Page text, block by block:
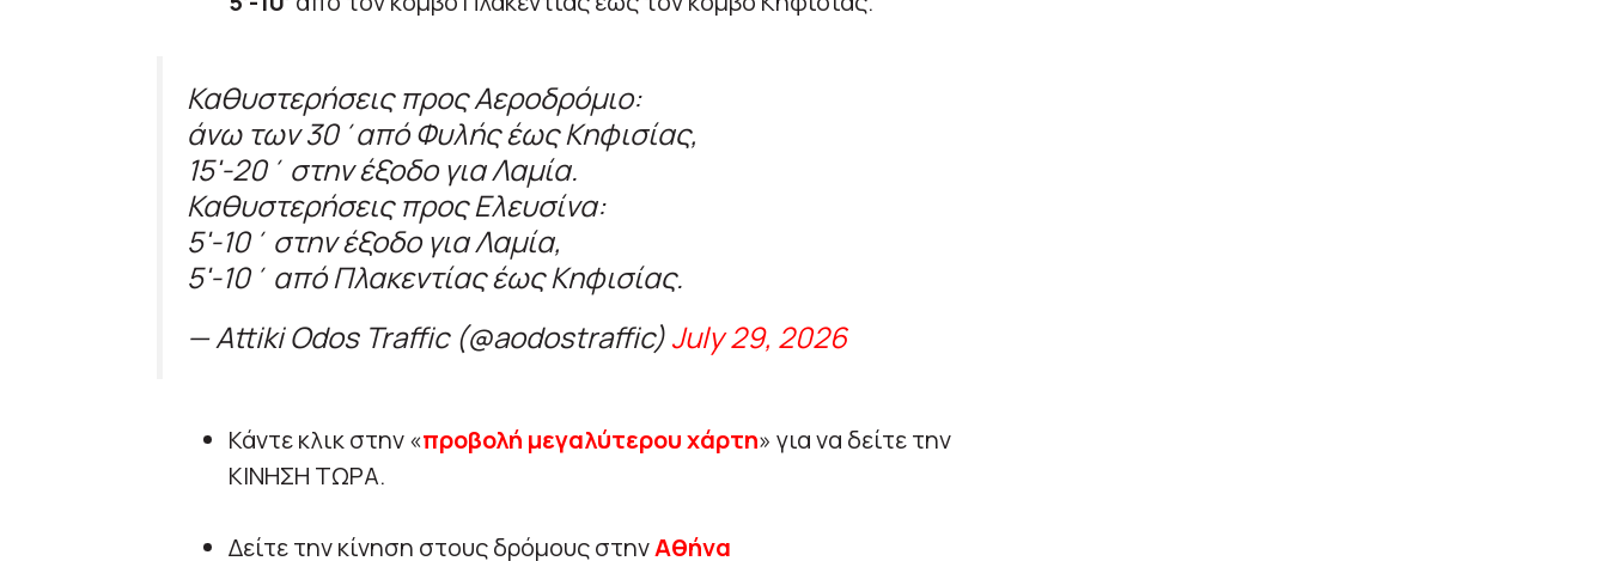
Καθυστερήσεις προς Αεροδρόμιο:
άνω των 30΄από Φυλής έως Κηφισίας,
15'-20΄ στην έξοδο για Λαμία.
Καθυστερήσεις προς Ελευσίνα:
5'-10΄ στην έξοδο για Λαμία,
5'-10΄ από Πλακεντίας έως Κηφισίας.
— Attiki Odos Traffic (@aodostraffic)July 29, 2026
Κάντε κλικ στην «προβολή μεγαλύτερου χάρτη» για να δείτε την
ΚΙΝΗΣΗ ΤΩΡΑ.
Δείτε την κίνηση στους δρόμους στηνΑθήνα